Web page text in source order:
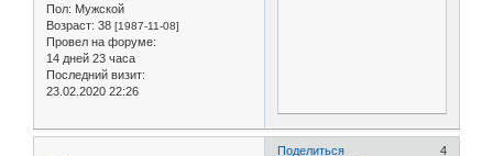
Пол: Мужской
Возраст: 38 [1987-11-08]
Провел на форуме:
14 дней 23 часа
Последний визит:
23.02.2020 22:26
Поделиться
4